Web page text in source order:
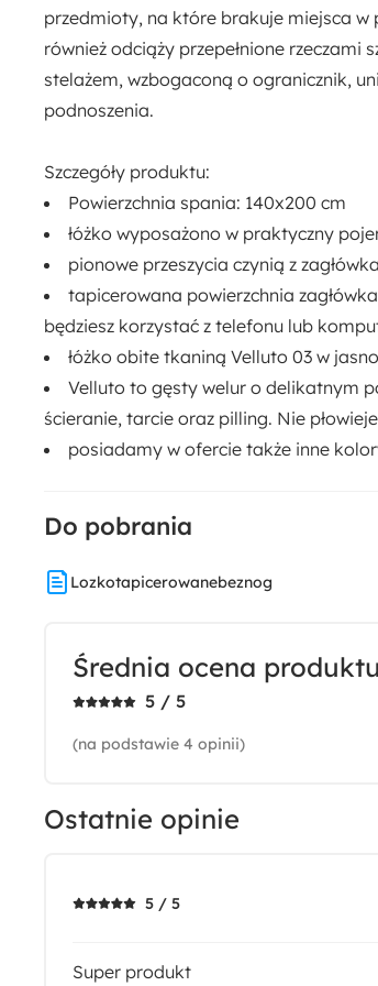
przedmioty, na które brakuje miejsca w
również odciąży przepełnione
stelażem, wzbogaconą o ogranicznik,
podnoszenia.
Szczegóły produktu:
Powierzchnia spania: 140x200 cm
łóżko wyposażono w praktyczny
pionowe przeszycia czynią z
tapicerowana powierzchnia
będziesz korzystać z telefonu lub
łóżko obite tkaniną Velluto 03 w
Velluto to gęsty welur o delikatnym
ścieranie, tarcie oraz pilling. Nie płowieje
posiadamy w ofercie także inne
Do pobrania
Lozkotapicerowanebeznog
Średnia ocena produktu
5 / 5
(na podstawie 4 opinii)
Ostatnie opinie
5 / 5
Super produkt